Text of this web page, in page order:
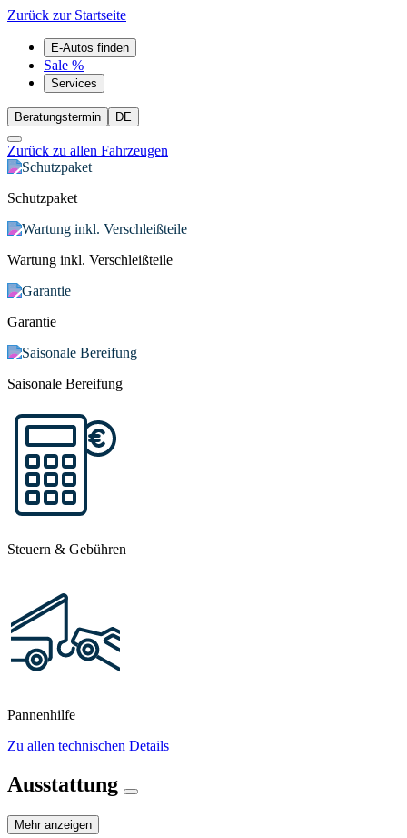
Zurück zur Startseite
E-Autos finden
Sale %
Services
Beratungstermin DE
Zurück zu allen Fahrzeugen
Schutzpaket
Wartung inkl. Verschleißteile
Garantie
Saisonale Bereifung
Steuern & Gebühren
Pannenhilfe
Zu allen technischen Details
Ausstattung
Mehr anzeigen